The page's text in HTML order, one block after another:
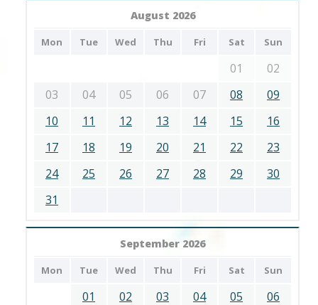
August 2026
Mon Tue Wed Thu Fri Sat Sun
01
02
03
04 05 06 07 08
09
10
11 12 13 14 15
16
17
18 19 20 21 22
23
24
25 26 27 28 29
30
31
September 2026
Mon Tue Wed Thu Fri Sat Sun
01 02 03 04 05
06